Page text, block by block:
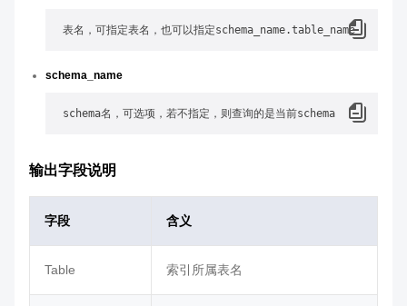
schema_name
输出字段说明
字段 含义
Table 索引所属表名